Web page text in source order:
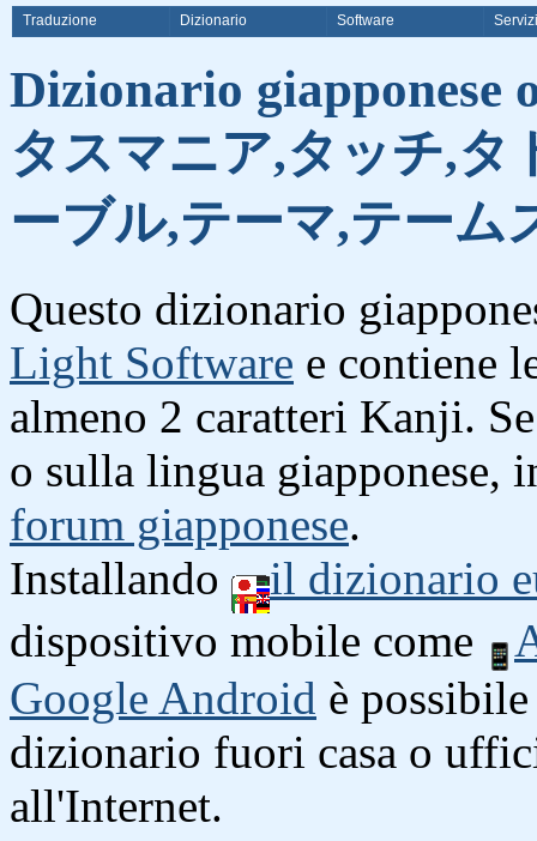
Traduzione Dizionario Software Servizi
Dizionario giapponese
タスマニア,タッチ,タ
ーブル,テーマ,テーム
Questo dizionario
Light Software e contiene
almeno 2 caratteri Kanji.
o sulla lingua giapponese,
forum giapponese.
Installando
il dizionario
dispositivo mobile come
Google Android è
dizionario fuori casa o
all'Internet.